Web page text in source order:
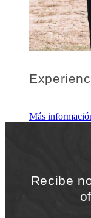
Más
Recibe